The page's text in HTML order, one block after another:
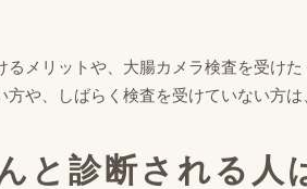
るメリットや、大腸カメラ検査を受け
方や、しばらく検査を受けていない方は
と診断される人